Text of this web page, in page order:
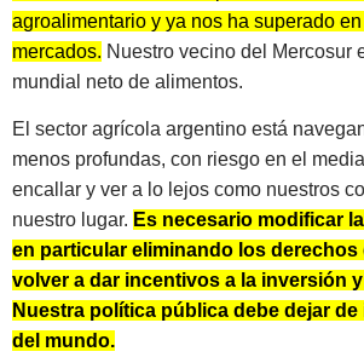
agroalimentario y ya nos ha superado
mercados. Nuestro vecino del Mercosur
mundial neto de alimentos.
El sector agrícola argentino está
menos profundas, con riesgo en el
encallar y ver a lo lejos como nuestros
nuestro lugar. Es necesario modificar
en particular eliminando los derechos
volver a dar incentivos a la inversión
Nuestra política pública debe dejar
del mundo.